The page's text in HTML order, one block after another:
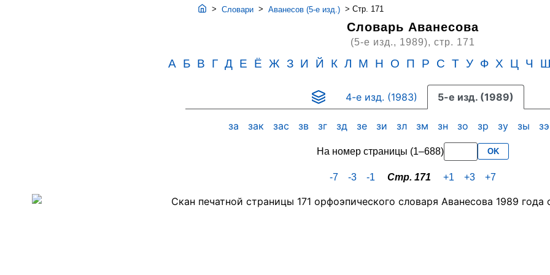
> Словари > Аванесов (5-е изд.) > Стр. 171
Словарь Аванесова
(5-е изд., 1989), стр. 171
А Б В Г Д Е Ё Ж З И Й К Л М Н О П Р С Т У Ф Х Ц Ч Ш
4-е изд. (1983) 5-е изд. (1989)
за зак зас зв зг зд зе зи зл зм зн зо зр зу зы
На номер страницы (1–688) OK
-7 -3 -1 Стр. 171 +1 +3 +7
Скан